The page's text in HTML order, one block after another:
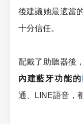
後建議她最適當
十分信任。
配戴了助聽器後
內建藍牙功能的
通、LINE語音，